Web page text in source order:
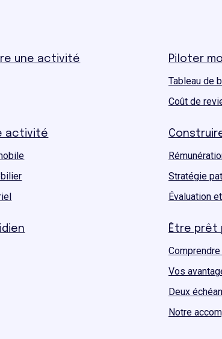
une activité Piloter
Tableau de
Coût de
activité
Stratégie
Évaluation
Être prêt
Vos
Deux
Notre